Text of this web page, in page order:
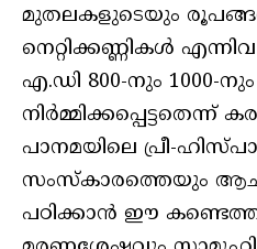
മുതലകളുടെയും
നെറ്റിക്കണ്ണികൾ
എ.ഡി 800-നും 1000-
നിർമ്മിക്കപ്പെട്ടതെന്ന്
പാനമയിലെ പ്രീ-
സംസ്കാരത്തെയും
പഠിക്കാൻ ഈ